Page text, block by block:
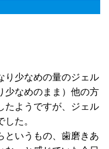
り少なめの量のジェル
少なめのまま）他の方
たようですが、ジェル
た。
というもの、歯磨きあ